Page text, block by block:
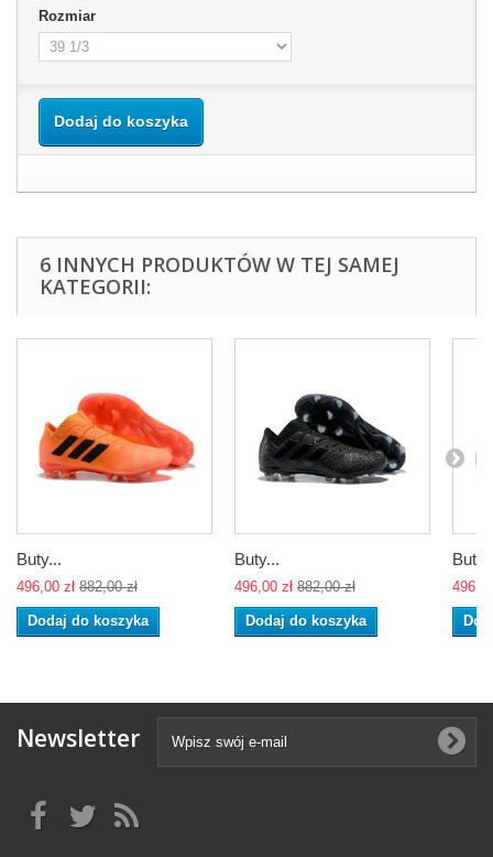
Rozmiar
Dodaj do koszyka
6 INNYCH PRODUKTÓW W TEJ SAMEJ
KATEGORII:
Buty...
496,00 zł 882,00 zł
Dodaj do koszyka
Buty...
496,00 zł 882,00 zł
Dodaj do koszyka
Newsletter